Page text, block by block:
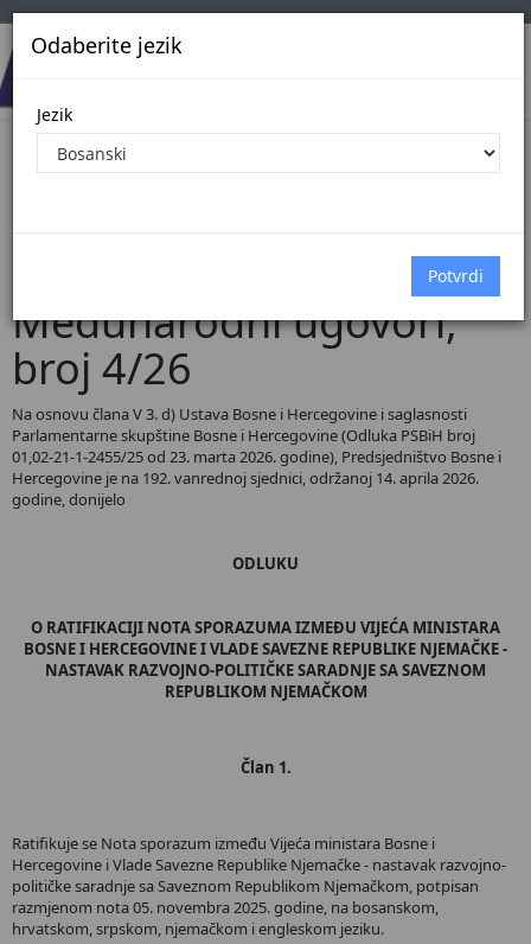
Odaberite jezik
Jezik
Pregled Dokumenata| Broj 4/26
Međunarodni ugovori,
broj 4/26
Na osnovu člana V 3. d) Ustava Bosne i Hercegovine i saglasnosti
Parlamentarne skupštine Bosne i Hercegovine (Odluka PSBiH broj
01,02-21-1-2455/25 od 23. marta 2026. godine), Predsjedništvo Bosne i
Hercegovine je na 192. vanrednoj sjednici, održanoj 14. aprila 2026.
godine, donijelo
ODLUKU
O RATIFIKACIJI NOTA SPORAZUMA IZMEĐU VIJEĆA MINISTARA
BOSNE I HERCEGOVINE I VLADE SAVEZNE REPUBLIKE NJEMAČKE -
NASTAVAK RAZVOJNO-POLITIČKE SARADNJE SA SAVEZNOM
REPUBLIKOM NJEMAČKOM
Član 1.
Ratifikuje se Nota sporazum između Vijeća ministara Bosne i
Hercegovine i Vlade Savezne Republike Njemačke - nastavak razvojno-
političke saradnje sa Saveznom Republikom Njemačkom, potpisan
razmjenom nota 05. novembra 2025. godine, na bosanskom,
hrvatskom, srpskom, njemačkom i engleskom jeziku.